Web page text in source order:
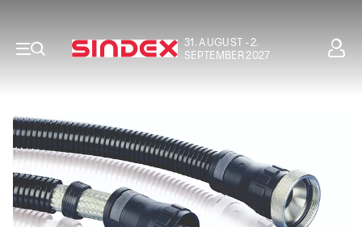
31. AUGUST - 2.
SEPTEMBER 2027